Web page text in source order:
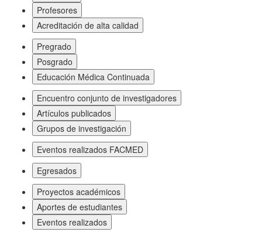
Profesores
Acreditación de alta calidad
Pregrado
Posgrado
Educación Médica Continuada
Encuentro conjunto de investigadores
Artículos publicados
Grupos de investigación
Eventos realizados FACMED
Egresados
Proyectos académicos
Aportes de estudiantes
Eventos realizados